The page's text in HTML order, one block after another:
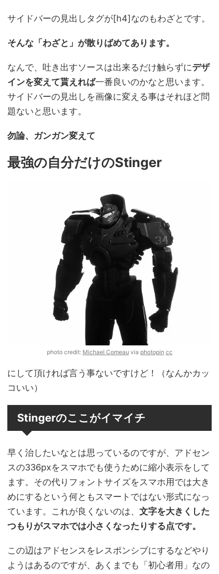
サイドバーの見出しタグが[h4]なのもわざとです。
そんな「わざと」が散りばめてあります。
なんで、吐き出すソースは出来るだけ触らずにデザ
インを変えて貰えれば一番良いのかなと思います。
サイドバーの見出しを画像に変える事はそれほど問
題ないと思います。
勿論、ガンガン変えて
最強の自分だけのStinger
photo credit: Michael Comeau via photopin cc
にして頂ければ言う事ないですけど！（なんかカッ
コいい）
Stingerのここがイマイチ
早く治したいなとは思っているのですが、アドセン
スの336pxをスマホでも使うために縮小表示をして
ます。その代りフォントサイズをスマホ用では大き
めにするという何ともスマートではない形式になっ
ています。これが良くないのは、 文字を大きくした
つもりがスマホでは小さくなったりする点です。
この辺はアドセンスをレスポンシブにするなどやり
ようはあるのですが、あくまでも「初心者用」なの